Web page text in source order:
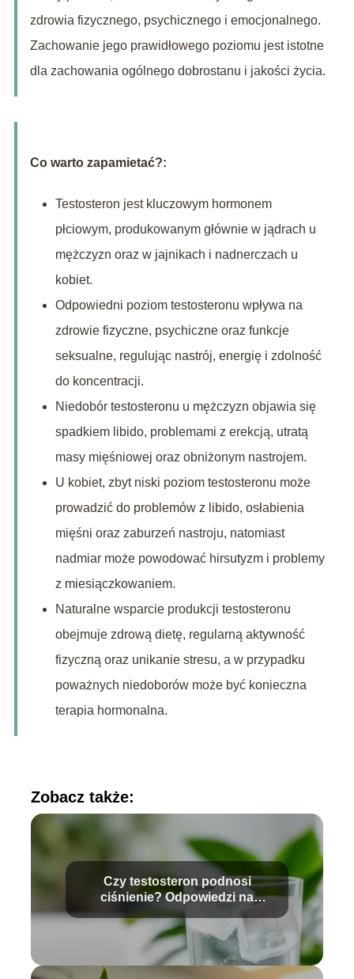
zdrowia fizycznego, psychicznego i emocjonalnego.
Zachowanie jego prawidłowego poziomu jest istotne
dla zachowania ogólnego dobrostanu i jakości życia.
Co warto zapamietać?:
Testosteron jest kluczowym hormonem
płciowym, produkowanym głównie w jądrach u
mężczyzn oraz w jajnikach i nadnerczach u
kobiet.
Odpowiedni poziom testosteronu wpływa na
zdrowie fizyczne, psychiczne oraz funkcje
seksualne, regulując nastrój, energię i zdolność
do koncentracji.
Niedobór testosteronu u mężczyzn objawia się
spadkiem libido, problemami z erekcją, utratą
masy mięśniowej oraz obniżonym nastrojem.
U kobiet, zbyt niski poziom testosteronu może
prowadzić do problemów z libido, osłabienia
mięśni oraz zaburzeń nastroju, natomiast
nadmiar może powodować hirsutyzm i problemy
z miesiączkowaniem.
Naturalne wsparcie produkcji testosteronu
obejmuje zdrową dietę, regularną aktywność
fizyczną oraz unikanie stresu, a w przypadku
poważnych niedoborów może być konieczna
terapia hormonalna.
Zobacz także:
Czy testosteron podnosi
ciśnienie? Odpowiedzi na
najważniejsze pytania